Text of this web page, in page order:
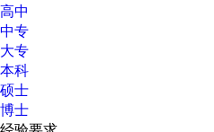
高中
中专
大专
本科
硕士
博士